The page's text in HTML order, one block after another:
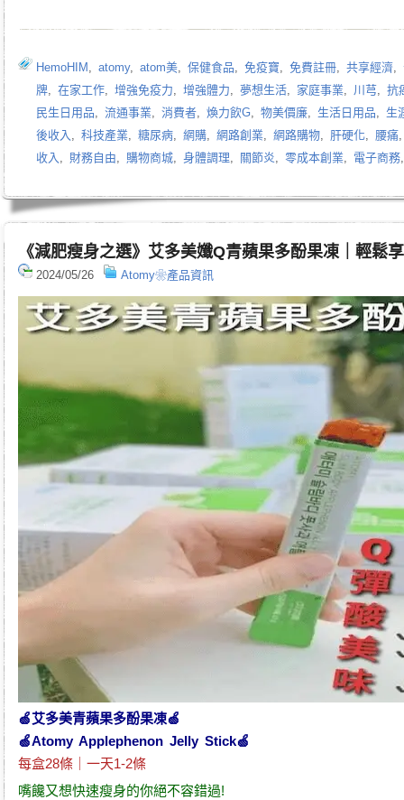
HemoHIM , atomy, atom美, 保健食品, 免疫寶, 免費註冊, 共享經濟,
牌, 在家工作, 增強免疫力, 增強體力, 夢想生活, 家庭事業, 川芎, 抗
民生日用品, 流通事業, 消費者, 煥力飲G, 物美價廉, 生活日用品, 生
後收入 , 科技產業, 糖尿病, 網購, 網路創業, 網路購物, 肝硬化, 腰痛
收入 , 財務自由, 購物商城, 身體調理, 關節炎, 零成本創業, 電子商務
《減肥瘦身之選》艾多美孅Q青蘋果多酚果凍｜輕鬆
2024/05/26 Atomy❀產品資訊
🍏艾多美青蘋果多酚果凍🍏
🍏Atomy Applephenon Jelly Stick🍏
每盒28條｜一天1-2條
嘴饞又想快速瘦身的你絕不容錯過!